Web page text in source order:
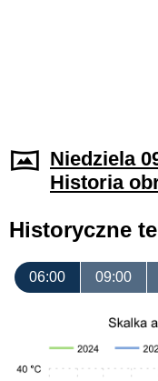
Niedziela
Historia
Historyczne
06:00 09:00